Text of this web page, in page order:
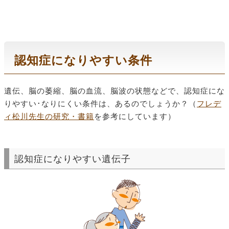
認知症になりやすい条件
遺伝、脳の萎縮、脳の血流、脳波の状態などで、認知症にな
りやすい･なりにくい条件は、あるのでしょうか？（ フレデ
ィ松川先生の研究・書籍を参考にしています）
認知症になりやすい遺伝子